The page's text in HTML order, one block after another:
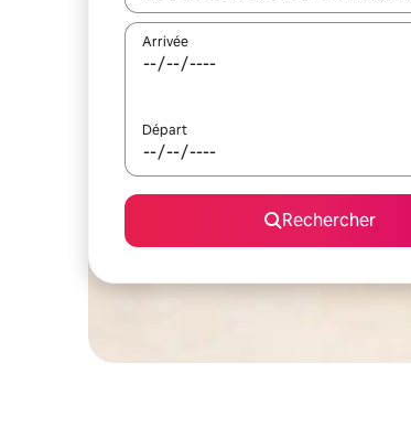
Arrivée
Départ
Rechercher